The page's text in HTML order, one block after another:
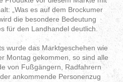
„Was es auf dem Brockumer
die besondere Bedeutung
für den Landhandel deutlich.
wurde das Marktgeschehen wie
Montag gekommen, so sind alle
von Fußgängern, Radfahrern
ankommende Personenzug